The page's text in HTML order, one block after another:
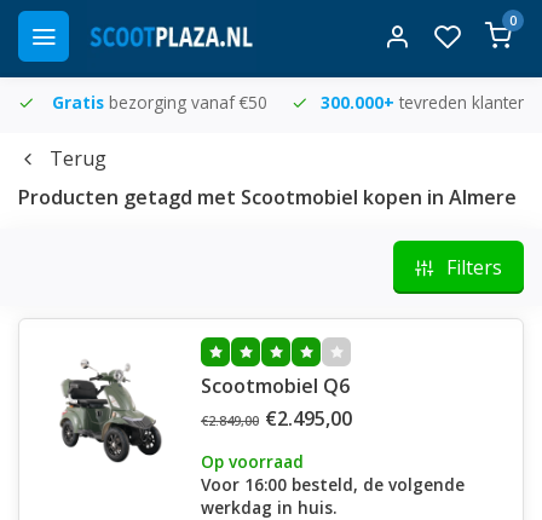
0
Gratis bezorging vanaf €50 300.000+ tevreden klanten
Terug
Producten getagd met Scootmobiel kopen in Almere
Filters
Scootmobiel Q6
€2.849,00 €2.495,00
Op voorraad
Voor 16:00 besteld, de volgende
werkdag in huis.